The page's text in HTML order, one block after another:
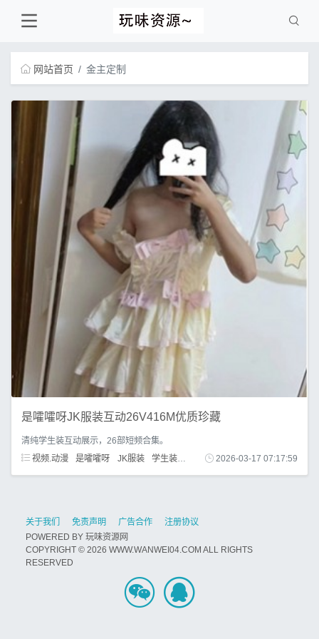
网站首页 金主定制
是嚯嚯呀JK服装互动26V416M优质珍藏
清纯学生装互动展示，26部短频合集。
视频.动漫
是嚯嚯呀 JK服装 学生装 互动展示 金主定制
2026-03-17 07:17:59
关于我们 免责声明 广告合作
注册协议
POWERED BY 玩味资源网
COPYRIGHT © 2026 WWW.WANWEI04.COM ALL RIGHTS
RESERVED